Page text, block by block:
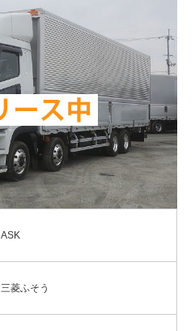
ASK
三菱ふそう